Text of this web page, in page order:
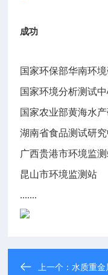
成功
国家环保部华南环
国家环境分析测试
国家农业部
湖南省食品测试研
广西贵港市环境监
昆山市环境监测站
.......
上一个：水质重金